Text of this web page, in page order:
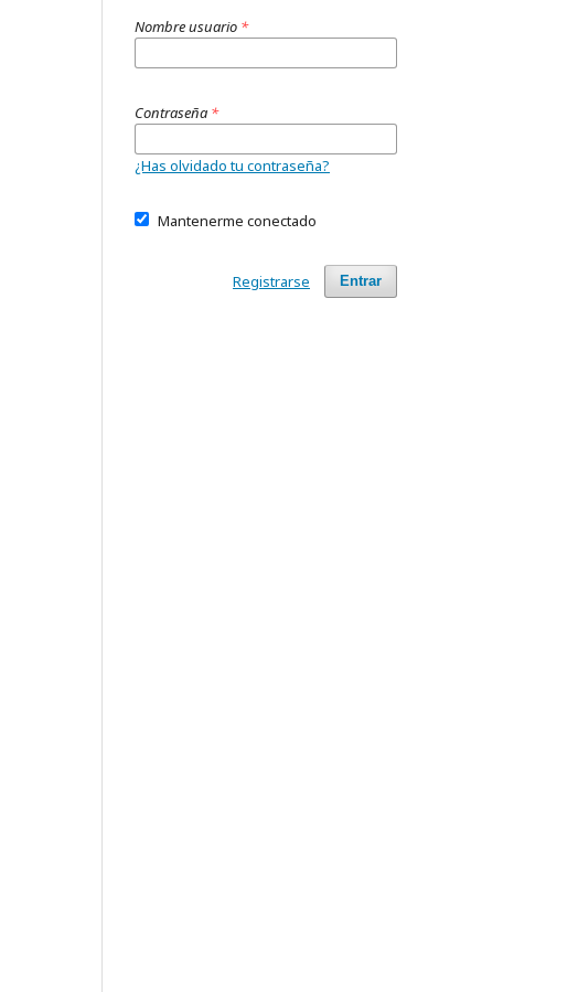
Nombre usuario *
Contraseña *
¿Has olvidado tu contraseña?
Mantenerme conectado
Entrar
Registrarse